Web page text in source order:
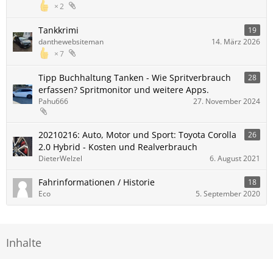
2
Tankkrimi 19
7
danthewebsiteman 14. März 2026
Tipp Buchhaltung Tanken - Wie Spritverbrauch
erfassen? Spritmonitor und weitere Apps.
28
Pahu666 27. November 2024
20210216: Auto, Motor und Sport: Toyota Corolla
2.0 Hybrid - Kosten und Realverbrauch
26
DieterWelzel 6. August 2021
Fahrinformationen / Historie
18
Eco
5. September 2020
Inhalte